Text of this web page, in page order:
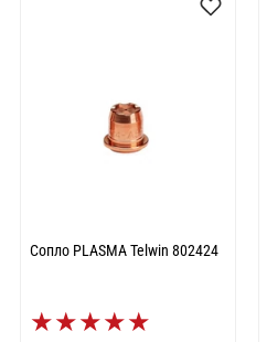
Сопло PLASMA Telwin 802424
★★★★★